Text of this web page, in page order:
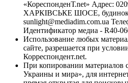
«КореспонденТ.net» Адрес:
ХАРКІВСЬКЕ ШОСЕ, будинок
sunlight@mediadim.com.ua
Идентификатор медиа - R40-
Использование любых
сайте, разрешается при
Корреспондент.net.
При копировании материалов
Украины и мира», для